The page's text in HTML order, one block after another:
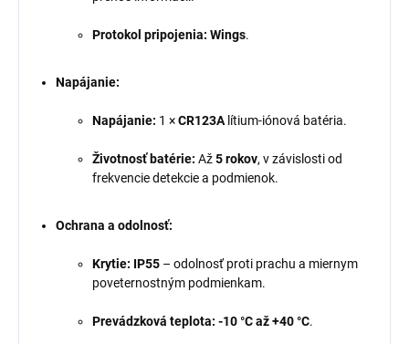
Protokol pripojenia: Wings.
Napájanie:
Napájanie: 1 ×CR123A lítium-iónová batéria.
Životnosť batérie: Až5 rokov, v závislosti od
frekvencie detekcie a podmienok.
Ochrana a odolnosť:
Krytie: IP55 – odolnosť proti prachu a miernym
poveternostným podmienkam.
Prevádzková teplota: -10 °C až +40 °C.